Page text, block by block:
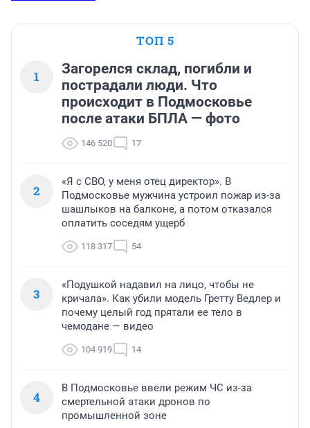
ТОП 5
1
Загорелся склад, погибли и
пострадали люди. Что
происходит в Подмосковье
после атаки БПЛА — фото
146 520 17
2
«Я с СВО, у меня отец директор». В
Подмосковье мужчина устроил пожар из-за
шашлыков на балконе, а потом отказался
оплатить соседям ущерб
118 317 54
3
«Подушкой надавил на лицо, чтобы не
кричала». Как убили модель Гретту Ведлер и
почему целый год прятали ее тело в
чемодане — видео
104 919 14
4
В Подмосковье ввели режим ЧС из-за
смертельной атаки дронов по
промышленной зоне